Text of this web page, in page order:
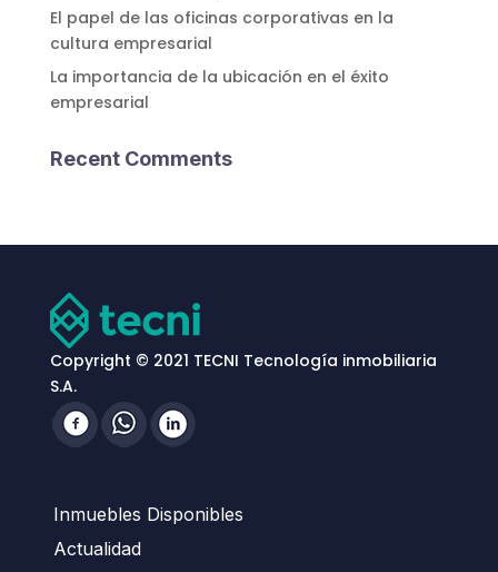
El papel de las oficinas corporativas en la
cultura empresarial
La importancia de la ubicación en el éxito
empresarial
Recent Comments
Copyright © 2021 TECNI Tecnología inmobiliaria
S.A.
Inmuebles Disponibles
Actualidad